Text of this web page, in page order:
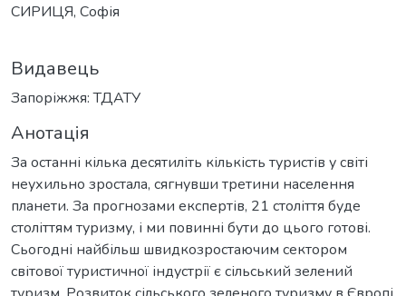
СИРИЦЯ, Софія
Видавець
Запоріжжя: ТДАТУ
Анотація
За останні кілька десятиліть кількість туристів у світі
неухильно зростала, сягнувши третини населення
планети. За прогнозами експертів, 21 століття буде
століттям туризму, і ми повинні бути до цього готові.
Сьогодні найбільш швидкозростаючим сектором
світової туристичної індустрії є сільський зелений